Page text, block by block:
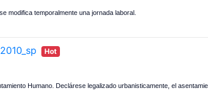
modifica temporalmente una jornada laboral.
Hot
Humano. Declárese legalizado urbanisticamente, el